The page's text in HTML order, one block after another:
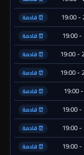
⏰ قادمة
⏰ قادمة
⏰ قادمة
⏰ قادمة
⏰ قادمة
⏰ قادمة
⏰ قادمة
⏰ قادمة